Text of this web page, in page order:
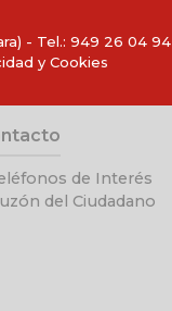
- Tel.: 949 26 04 94
y Cookies
de Interés
del Ciudadano